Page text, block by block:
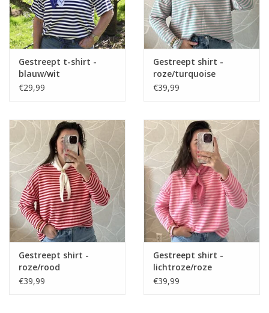
Gestreept t-shirt -
blauw/wit
€29,99
Gestreept shirt -
roze/turquoise
€39,99
Gestreept shirt -
roze/rood
€39,99
Gestreept shirt -
lichtroze/roze
€39,99